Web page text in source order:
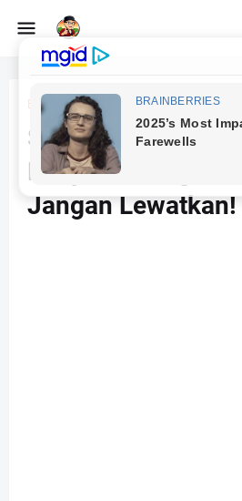
Beranda Aisyiyah
Sesi Terakhir
Deep Learning di
Jangan Lewatkan!